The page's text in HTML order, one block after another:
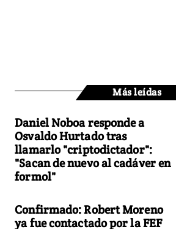
Más leídas
Daniel Noboa responde a
Osvaldo Hurtado tras
llamarlo "criptodictador":
"Sacan de nuevo al cadáver en
formol"
Confirmado: Robert Moreno
ya fue contactado por la FEF